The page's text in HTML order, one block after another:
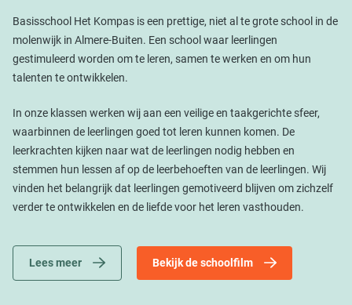
Basisschool Het Kompas is een prettige, niet al te grote school in de
molenwijk in Almere-Buiten. Een school waar leerlingen
gestimuleerd worden om te leren, samen te werken en om hun
talenten te ontwikkelen.
In onze klassen werken wij aan een veilige en taakgerichte sfeer,
waarbinnen de leerlingen goed tot leren kunnen komen. De
leerkrachten kijken naar wat de leerlingen nodig hebben en
stemmen hun lessen af op de leerbehoeften van de leerlingen. Wij
vinden het belangrijk dat leerlingen gemotiveerd blijven om zichzelf
verder te ontwikkelen en de liefde voor het leren vasthouden.
Lees meer Bekijk de schoolfilm